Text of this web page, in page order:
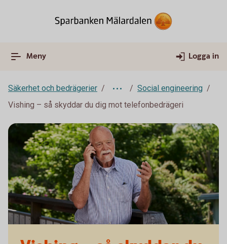
Meny Logga in
Säkerhet och bedrägerier
Social engineering
Vishing – så skyddar du dig mot telefonbedrägeri